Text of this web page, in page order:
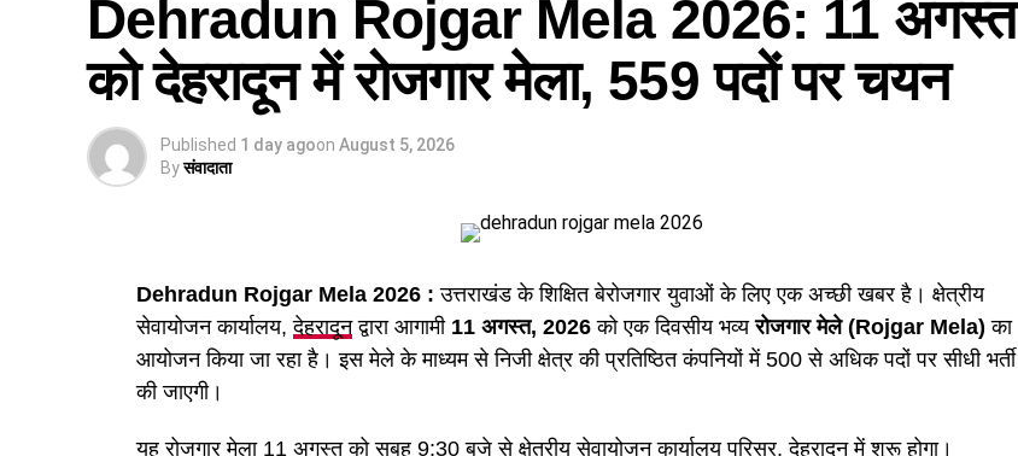
उत्तराखंड अधीनस्थ सेवा चयन आयोगके अध्यक्ष जीएस मर्तोलिया ने बताया कि दिसंबर से पहले करीब 2477 पदों पर
आवेदन प्रक्रिया पूरी कर ली जाएगी। इनमें स्केलर, कनिष्ठ सहायक, वैयक्तिक सहायक, स्नातक स्तरीय विज्ञान वर्ग के
पद, पुलिस, आबकारी और परिवहन विभाग के वर्दीधारी पद, संस्कृत विभाग में सहायक अध्यापक तथा सहायक विकास
अधिकारी जैसे पद शामिल हैं।
इसके समानांतर जिन रिक्त पदों के लिए आवेदन प्रक्रिया पूरी हो चुकी है, उनकी परीक्षा भी दिसंबर तक करा ली जाएगी।
इंटरमीडिएट स्तर के पद तथा विभिन्न विभागों के स्नातक स्तरीय पद सहित कुल 1470 पद शामिल हैं।
Dehradun Rojgar Mela 2026: 11 अगस्त
को देहरादून में रोजगार मेला, 559 पदों पर चयन
Published 1 day agoon August 5, 2026
Byसंवादाता
Dehradun Rojgar Mela 2026 :उत्तराखंड के शिक्षित बेरोजगार युवाओं के लिए एक अच्छी खबर है। क्षेत्रीय
सेवायोजन कार्यालय,देहरादूनद्वारा आगामी 11 अगस्त, 2026 को एक दिवसीय भव्यरोजगार मेले (Rojgar Mela) का
आयोजन किया जा रहा है। इस मेले के माध्यम से निजी क्षेत्र की प्रतिष्ठित कंपनियों में 500 से अधिक पदों पर सीधी भर्ती
की जाएगी।
यह रोजगार मेला 11 अगस्त को सुबह 9:30 बजे से क्षेत्रीय सेवायोजन कार्यालय परिसर, देहरादून में शुरू होगा।